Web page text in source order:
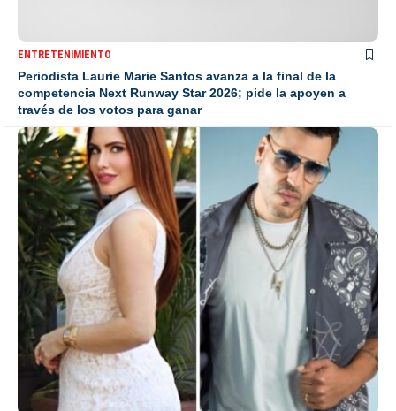
ENTRETENIMIENTO
Periodista Laurie Marie Santos avanza a la final de la
competencia Next Runway Star 2026; pide la apoyen a
través de los votos para ganar